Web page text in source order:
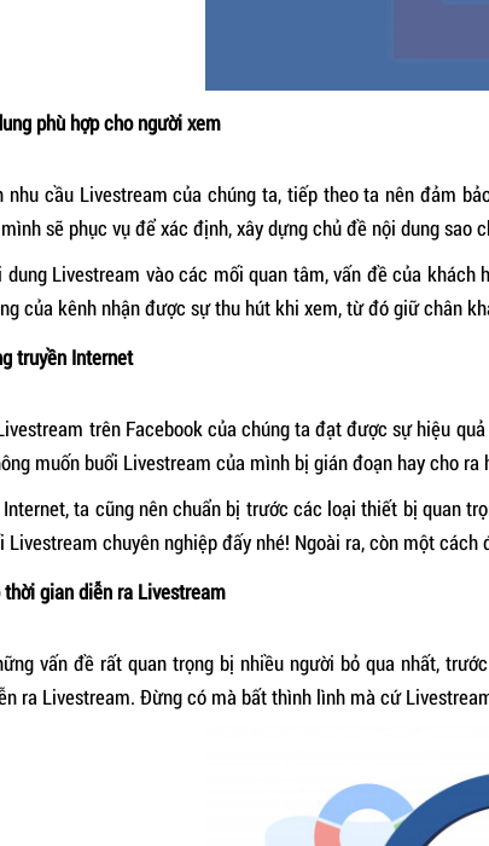
phù hợp cho người xem
cầu Livestream của chúng ta, tiếp theo ta nên đảm
sẽ phục vụ để xác định, xây dựng chủ đề nội dung sao
dung Livestream vào các mối quan tâm, vấn đề của
của kênh nhận được sự thu hút khi xem, từ đó giữ chân
truyền Internet
trên Facebook của chúng ta đạt được sự hiệu
muốn buổi Livestream của mình bị gián đoạn hay cho
ta cũng nên chuẩn bị trước các loại thiết bị quan
chuyên nghiệp đấy nhé! Ngoài ra, còn một
thời gian diễn ra Livestream
vấn đề rất quan trọng bị nhiều người bỏ qua nhất,
ra Livestream. Đừng có mà bất thình lình mà cứ